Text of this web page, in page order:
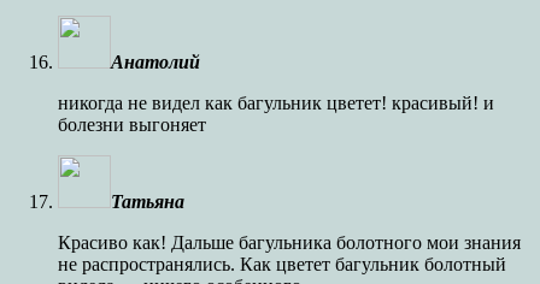
Анатолий
никогда не видел как багульник цветет! красивый! и
болезни выгоняет
Татьяна
Красиво как! Дальше багульника болотного мои знания
не распространялись. Как цветет багульник болотный